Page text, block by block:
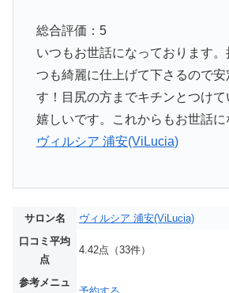
総合評価：5
いつもお世話になっております
つも綺麗に仕上げて下さるので安
す！目尻の方までキチンとつけ
嬉しいです。これからもお世話に
ヴィルシア 浦安(ViLucia)
サロン名
ヴィルシア 浦安(ViLucia)
口コミ平均
点
4.42点（33件）
参考メニュ